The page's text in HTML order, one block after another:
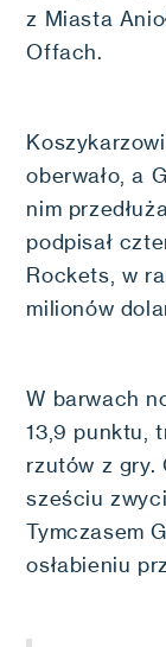
z Miasta
Offach.
oberwało, a
nim
podpisał
Rockets, w
milionów
W barwach
13,9 punktu,
rzutów z gry.
sześciu
Tymczasem
osłabieniu